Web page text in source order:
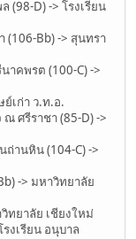
(98-D) -> โรงเรียน
(106-Bb) -> สุนทรา
าคพรต (100-C) ->
เก่า ว.ท.อ.
ศรีราชา (85-D) ->
านหิน (104-C) ->
-> มหาวิทยาลัย
ทยาลัย เชียงใหม่
งเรียน อนุบาล